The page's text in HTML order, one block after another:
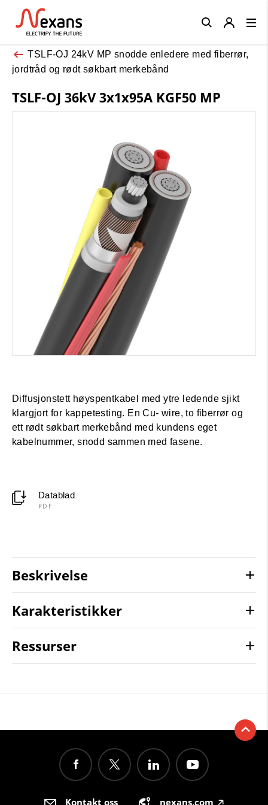
TSLF-OJ 24kV MP snodde enledere med fiberrør,
jordtråd og rødt søkbart merkebånd
TSLF-OJ 36kV 3x1x95A KGF50 MP
Diffusjonstett høyspentkabel med ytre ledende sjikt
klargjort for kappetesting. En Cu- wire, to fiberrør og
ett rødt søkbart merkebånd med kundens eget
kabelnummer, snodd sammen med fasene.
Datablad
PDF
Beskrivelse
Karakteristikker
Ressurser
Close
Kontakt oss nexans.com 🡥